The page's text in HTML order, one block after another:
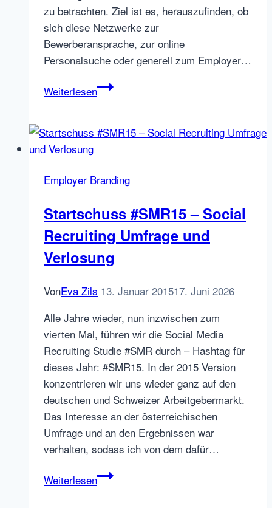
zu betrachten. Ziel ist es, herauszufinden, ob
sich diese Netzwerke zur
Bewerberansprache, zur online
Personalsuche oder generell zum Employer…
WeiterlesenSoziale
im
Teil
–
Kwick.de
Employer Branding
Startschuss #SMR15 – Social
Recruiting Umfrage und
Verlosung
VonEva Zils 13. Januar 201517. Juni 2026
Alle Jahre wieder, nun inzwischen zum
vierten Mal, führen wir die Social Media
Recruiting Studie #SMR durch – Hashtag für
dieses Jahr: #SMR15. In der 2015 Version
konzentrieren wir uns wieder ganz auf den
deutschen und Schweizer Arbeitgebermarkt.
Das Interesse an der österreichischen
Umfrage und an den Ergebnissen war
verhalten, sodass ich von dem dafür…
WeiterlesenStartschuss